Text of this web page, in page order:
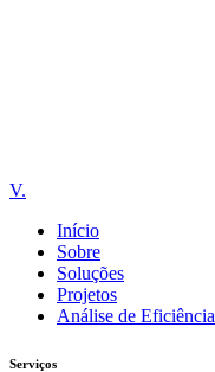
V.
Início
Sobre
Soluções
Projetos
Análise de Eficiência
Serviços